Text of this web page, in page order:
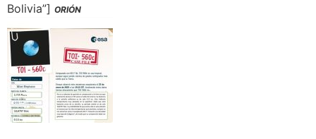
Bolivia”] ORIÓN